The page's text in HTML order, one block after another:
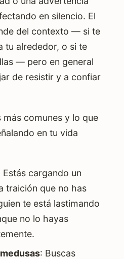
en silencio. El
del contexto — si te
tu alrededor, o si te
— pero en general
de resistir y a confiar
más comunes y lo que
en tu vida
Estás cargando un
traición que no has
te está lastimando
no lo hayas
: Buscas